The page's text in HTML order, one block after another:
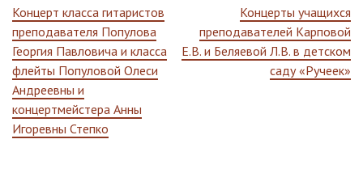
Навигация
по
записям
Концерт класса гитаристов
преподавателя Популова
Георгия Павловича и класса
флейты Популовой Олеси
Андреевны и
концертмейстера Анны
Игоревны Степко
Концерты учащихся
преподавателей Карповой
Е.В. и Беляевой Л.В. в детском
саду «Ручеек»